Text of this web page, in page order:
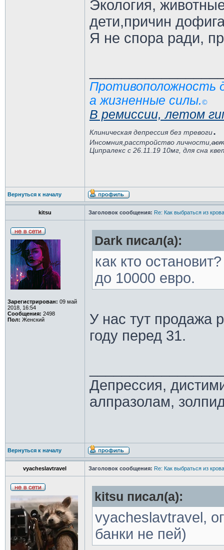
Экология,
дети,причин
Я не спора ради,
Противоположность
а жизненные силы.©️
В ремиссии, летом
Клиническая депрессия без тревоги.
Инсомния,расстройство личности,
Ципралекс с 26.11.19 10мг, для сна
Вернуться к началу
kitsu Заголовок сообщения: Re: Как выбраться из
Зарегистрирован: 09 май
2018, 16:54
Сообщения: 2498
Пол: Женский
Dark писал(а):
как кто
до 10000 евро.
У нас тут продажа
году перед 31.
Депрессия,
алпразолам,
Вернуться к началу
vyacheslavtravel Заголовок сообщения: Re: Как выбраться из
kitsu писал(а):
vyacheslavtravel,
банки не пей)